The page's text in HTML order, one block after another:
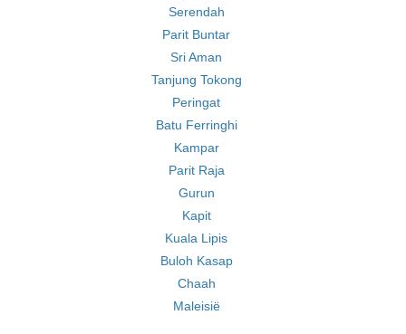
Serendah
Parit Buntar
Sri Aman
Tanjung Tokong
Peringat
Batu Ferringhi
Kampar
Parit Raja
Gurun
Kapit
Kuala Lipis
Buloh Kasap
Chaah
Maleisië